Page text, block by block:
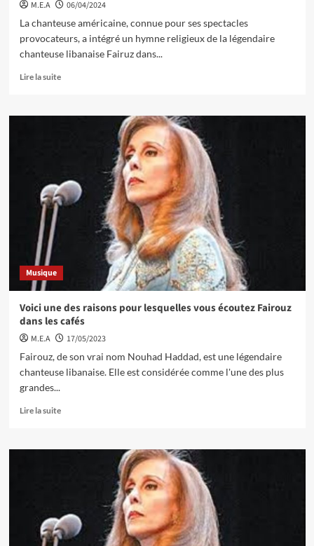
M.E.A
06/04/2024
La chanteuse américaine, connue pour ses spectacles
provocateurs, a intégré un hymne religieux de la légendaire
chanteuse libanaise Fairuz dans...
Lire la suite
Musique
Voici une des raisons pour lesquelles vous écoutez Fairouz
dans les cafés
M.E.A
17/05/2023
Fairouz, de son vrai nom Nouhad Haddad, est une légendaire
chanteuse libanaise. Elle est considérée comme l'une des plus
grandes...
Lire la suite